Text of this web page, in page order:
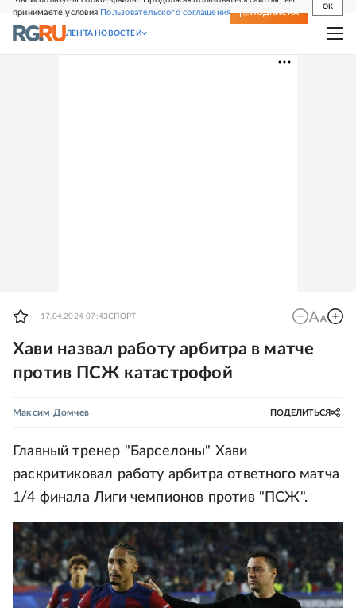
принимаете условия Пользовательского соглашения
OK
СВЕЖИЙ НОМЕР ПОДПИСКА
ЛЕНТА НОВОСТЕЙ
17.04.2024 07:43СПОРТ
Хави назвал работу арбитра в матче
против ПСЖ катастрофой
Максим Домчев ПОДЕЛИТЬСЯ
Главный тренер "Барселоны" Хави
раскритиковал работу арбитра ответного матча
1/4 финала Лиги чемпионов против "ПСЖ".